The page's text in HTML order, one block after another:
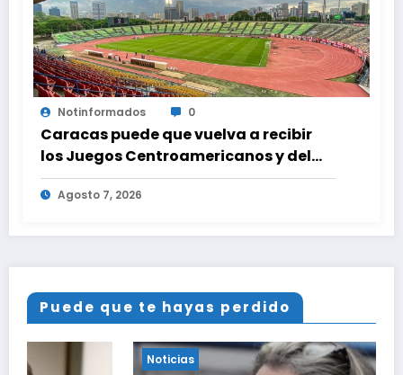
Notinformados 0
Caracas puede que vuelva a recibir
los Juegos Centroamericanos y del
Caribe tras mas de 70 años
Agosto 7, 2026
Puede que te hayas perdido